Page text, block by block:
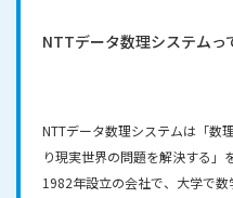
NTTデータ数理システムっ
NTTデータ数理システムは「数
り現実世界の問題を解決する」
1982年設立の会社で、大学で